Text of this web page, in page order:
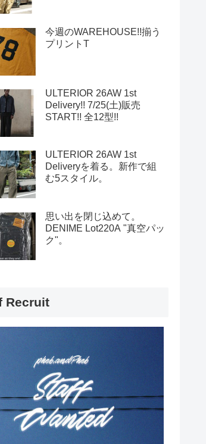
今週のWAREHOUSE!!揃う
プリントT
ULTERIOR 26AW 1st
Delivery!! 7/25(土)販売
START!! 全12型!!
ULTERIOR 26AW 1st
Deliveryを着る。新作で組
む5スタイル。
思い出を閉じ込めて。
DENIME Lot220A "真空パッ
ク"。
Recruit